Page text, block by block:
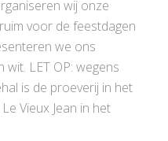
wij onze
voor de feestdagen
we ons
LET OP: wegens
is de proeverij in het
Vieux Jean in het